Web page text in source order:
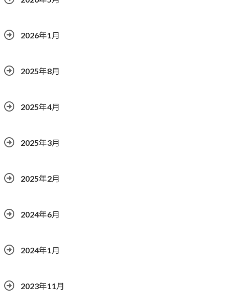
2026年1月
2025年8月
2025年4月
2025年3月
2025年2月
2024年6月
2024年1月
2023年11月